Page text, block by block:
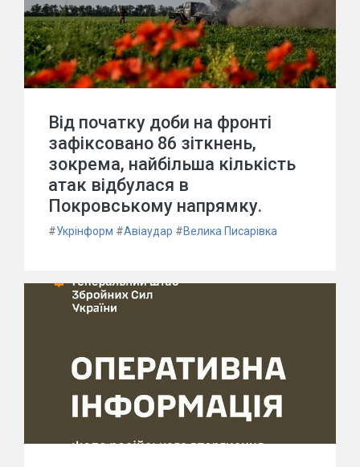
Від початку доби на фронті
зафіксовано 86 зіткнень,
зокрема, найбільша кількість
атак відбулася в
Покровському напрямку.
#Укрінформ #Авіаудар #Велика Писарівка